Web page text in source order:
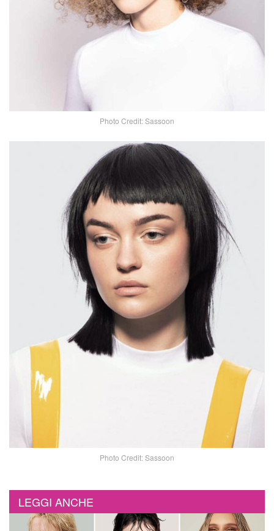
Photo Credit: Sassoon
Photo Credit: Sassoon
LEGGI ANCHE